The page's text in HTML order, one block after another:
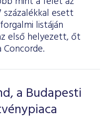
százalékkal esett
listáján
első helyezett, őt
a Budapesti